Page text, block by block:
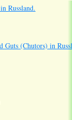
Russland.
Guts (Chutors) in